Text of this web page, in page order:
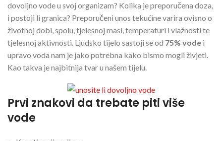
dovoljno vode u svoj organizam? Kolika je preporučena doza,
i postoji li granica? Preporučeni unos tekućine varira ovisno o
životnoj dobi, spolu, tjelesnoj masi, temperaturi i vlažnosti te
tjelesnoj aktivnosti. Ljudsko tijelo sastoji se od 75% vode i
upravo voda nam je jako potrebna kako bismo mogli živjeti.
Kao takva je najbitnija tvar u našem tijelu.
Prvi znakovi da trebate piti više
vode